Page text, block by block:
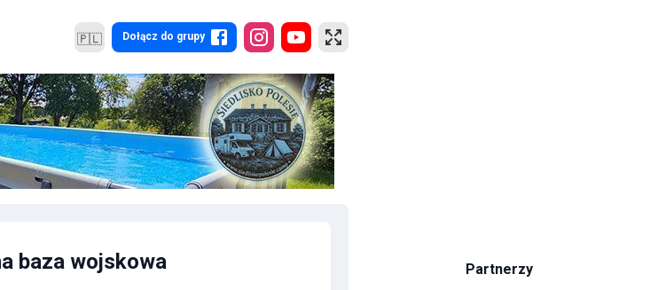
🇵🇱 Dołącz do grupy
baza wojskowa Partnerzy